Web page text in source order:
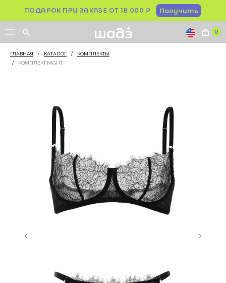
ПОДАРОК ПРИ ЗАКАЗЕ ОТ 18 000 ₽ Получить
0
ГЛАВНАЯ КАТАЛОГ
/ /
КОМПЛЕКТЫ
КОМПЛЕКТ NIGHT
/